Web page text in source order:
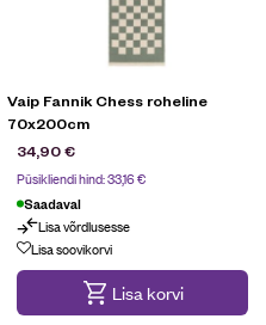
Vaip Fannik Chess roheline
70x200cm
34,90€
Püsikliendi hind:33,16€
Saadaval
Lisa võrdlusesse
Lisa soovikorvi
Lisa korvi